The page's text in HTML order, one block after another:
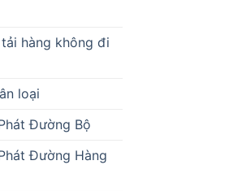
hàng không đi
loại
Đường Bộ
Đường Hàng